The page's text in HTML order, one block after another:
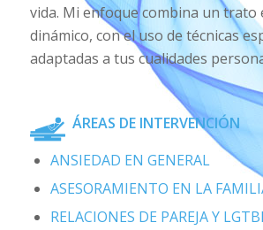
vida. Mi enfoque combina un trato
dinámico, con el uso de técnicas
adaptadas a tus cualidades
ÁREAS DE INTERVENCIÓN
ANSIEDAD EN GENERAL
ASESORAMIENTO EN LA
RELACIONES DE PAREJA Y LGTBI